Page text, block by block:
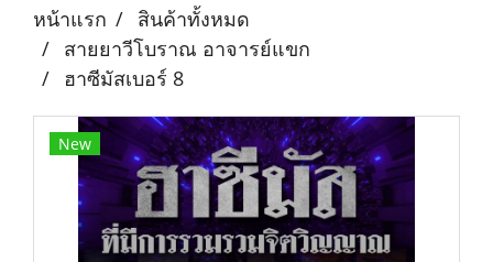
หน้าแรก
สินค้าทั้งหมด
สายยาวีโบราณ อาจารย์แขก
ฮาซีมัสเบอร์ 8
New